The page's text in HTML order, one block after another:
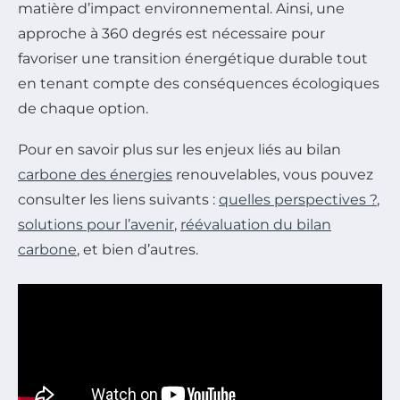
matière d’impact environnemental. Ainsi, une
approche à 360 degrés est nécessaire pour
favoriser une transition énergétique durable tout
en tenant compte des conséquences écologiques
de chaque option.
Pour en savoir plus sur les enjeux liés au bilan
carbone des énergies renouvelables, vous pouvez
consulter les liens suivants : quelles perspectives ?,
solutions pour l’avenir, réévaluation du bilan
carbone, et bien d’autres.